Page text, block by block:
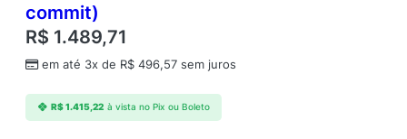
commit)
R$ 1.489,71
em até 3x de R$ 496,57 sem juros
R$1.415,22 à vista no Pix ou Boleto